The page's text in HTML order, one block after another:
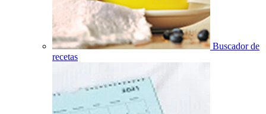
Buscador de
recetas